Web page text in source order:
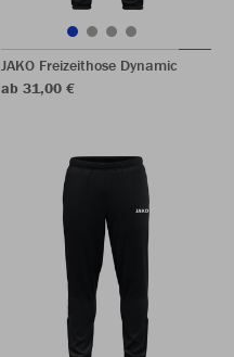
JAKO Freizeithose Dynamic
ab 31,00 €